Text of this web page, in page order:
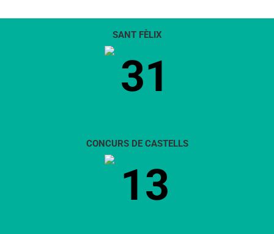
SANT FÈLIX
31
CONCURS DE CASTELLS
13